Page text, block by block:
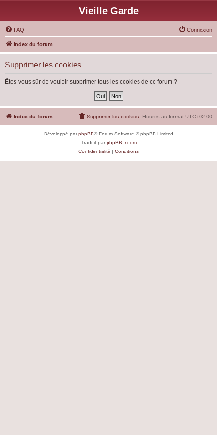
Vieille Garde
FAQ Connexion
Index du forum
Supprimer les cookies
Êtes-vous sûr de vouloir supprimer tous les cookies de ce forum ?
Index du forum Heures au format UTC+02:00
Supprimer les cookies
Développé parphpBB® Forum Software © phpBB Limited
Traduit parphpBB-fr.com
Confidentialité | Conditions